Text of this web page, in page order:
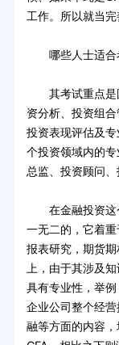
工作。所以就当完
哪些人士适合
其考试重点是
资分析、投资组
投资表现评估及
个投资领域内的
总监、投资顾问、
在金融投资这
一无二的，它着
报表研究，期货
上，由于其涉及
具有专业性，举
企业公司整个经
融等方面的内容